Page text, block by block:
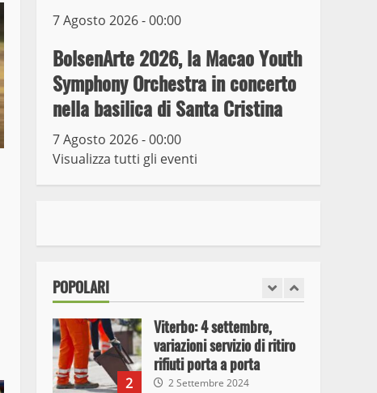
7 Agosto 2026 - 00:00
BolsenArte 2026, la Macao Youth
Symphony Orchestra in concerto
nella basilica di Santa Cristina
7 Agosto 2026 - 00:00
Visualizza tutti gli eventi
POPOLARI
6
trasferimento capolinea al
17 giugno
15 Giugno 2023
7
Giochi Sportivi
Studenteschi di Atletica a
Viterbo
10 Maggio 2023
fini di spaccio di sostanze
2
Viterbo: 4 settembre,
variazioni servizio di ritiro
rifiuti porta a porta
2 Settembre 2024